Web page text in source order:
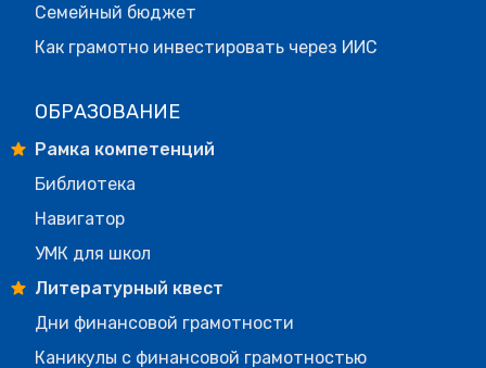
Семейный бюджет
Как грамотно инвестировать через ИИС
ОБРАЗОВАНИЕ
Рамка компетенций
Библиотека
Навигатор
УМК для школ
Литературный квест
Дни финансовой грамотности
Каникулы с финансовой грамотностью